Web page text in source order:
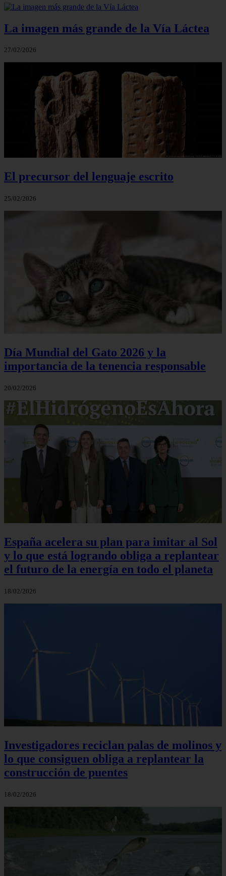
La imagen más grande de la Vía Láctea
27/02/2026
El precursor del lenguaje escrito
25/02/2026
Día Mundial del Gato 2026 y la
importancia de la tenencia responsable
20/02/2026
España acelera su plan para imitar al Sol
y lo que está logrando obliga a replantear
el futuro de la energía en todo el planeta
18/02/2026
Investigadores reciclan palas de molinos y
lo que consiguen obliga a replantear la
construcción de puentes
18/02/2026